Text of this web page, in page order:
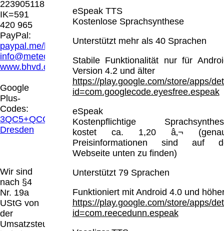
223905118
IK=591
420 965
PayPal:
paypal.me/blindenhilfsmittel
info@meteor.vision
www.bhvd.de
Google
Plus-
Codes:
3QC5+QCG
Dresden
Wir sind
nach §4
Nr. 19a
UStG von
der
Umsatzsteuer
eSpeak TTS
Kostenlose Sprachsynthese
Unterstützt mehr als 40 Sprachen
Stabile Funktionalität nur für
Version 4.2 und älter
https://play.google.com/store/apps/
id=com.googlecode.eyesfree.espeak
eSpeak
Kostenpflichtige
kostet ca. 1,20 â‚¬
Preisinformationen sind auf
Webseite unten zu finden)
Unterstützt 79 Sprachen
Funktioniert mit Android 4.0 und
https://play.google.com/store/apps/
id=com.reecedunn.espeak
Mit einem Urteil vom 12.05.1998 - 312 O
85/98 - Haftung für Links hat das Landgericht
Hamburg entschieden, dass man durch die
Anbringung eines Links, die Inhalte der
gelinkten Seite ggf. mit zu verantworten hat.
Dieses kann nur dadurch verhindert werden,
dass man sich ausdrücklich von diesen
Inhalten distanziert. Hiermit distanzieren wir
uns ausdrücklich von allen Inhalten, aller
gelinkten Seiten auf unserer Homepage und
machen uns diese Inhalte nicht zu eigen.
Diese Erklärung gilt für alle auf unserer
Homepage angebrachten Links.
Die Europäische Kommission stellt eine
Plattform zur Online-Streitbeilegung (OS)
bereit. Die Plattform finden Sie unter
http://ec.europa.eu/consumers/odr/ Unsere E-
Mailadresse lautet:info@meteor.vision.
Seitenanfang
Impressum AGB Widerruf
Datenschutz
Urheberrechte Kontakt Links
Katalog (PDF)
Sitemap